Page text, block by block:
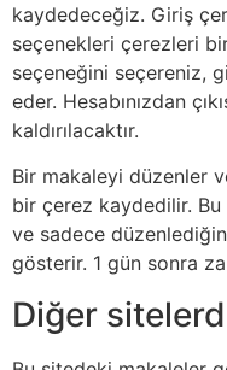
kaydedeceğiz. Giriş
seçenekleri çerezleri bir
seçeneğini seçereniz,
eder. Hesabınızdan
kaldırılacaktır.
Bir makaleyi düzenler
bir çerez kaydedilir.
ve sadece
gösterir. 1 gün sonra
Diğer